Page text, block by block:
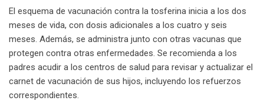
El esquema de vacunación contra la tosferina inicia a los dos
meses de vida, con dosis adicionales a los cuatro y seis
meses. Además, se administra junto con otras vacunas que
protegen contra otras enfermedades. Se recomienda a los
padres acudir a los centros de salud para revisar y actualizar el
carnet de vacunación de sus hijos, incluyendo los refuerzos
correspondientes.